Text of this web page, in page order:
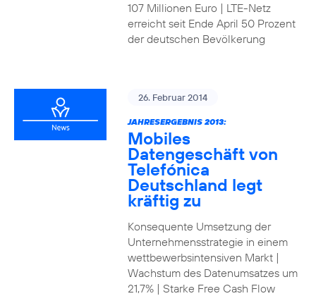
107 Millionen Euro | LTE-Netz
erreicht seit Ende April 50 Prozent
der deutschen Bevölkerung
26. Februar 2014
JAHRESERGEBNIS 2013:
Mobiles
Datengeschäft von
Telefónica
Deutschland legt
kräftig zu
Konsequente Umsetzung der
Unternehmensstrategie in einem
wettbewerbsintensiven Markt |
Wachstum des Datenumsatzes um
21,7% | Starke Free Cash Flow